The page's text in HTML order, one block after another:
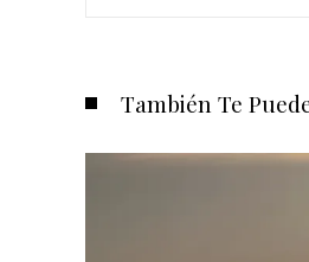
También Te